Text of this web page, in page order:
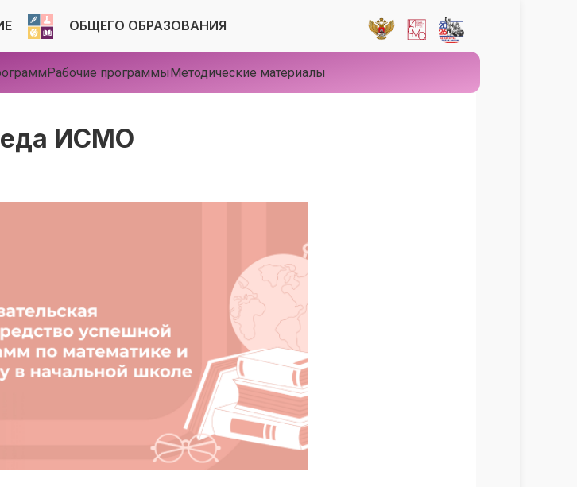
ОБЩЕГО ОБРАЗОВАНИЯ
Рабочие программыМетодические материалы
ИСМО